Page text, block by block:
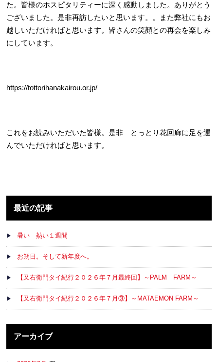
た。皆様のホスピタリティーに深く感動しました。ありがとう
ございました。是非再訪したいと思います。。また弊社にもお
越しいただければと思います。皆さんの笑顔との再会を楽しみ
にしています。
https://tottorihanakairou.or.jp/
これをお読みいただいた皆様。是非 とっとり花回廊に足を運
んでいただければと思います。
最近の記事
暑い 熱い１週間
お朔日。そして新年度へ。
【又右衛門タイ紀行２０２６年７月最終回】～PALM FARM～
【又右衛門タイ紀行２０２６年７月③】～MATAEMON FARM～
アーカイブ